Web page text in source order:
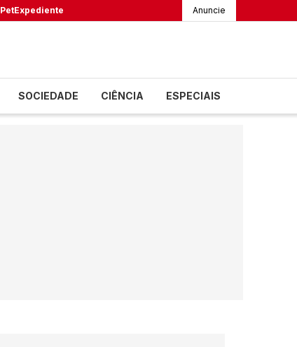
PetExpediente Anuncie
SOCIEDADE CIÊNCIA ESPECIAIS